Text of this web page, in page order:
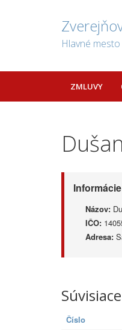
Hlavné
ZMLUVY
Informácie
Názov:
IČO:
Adresa:
Číslo